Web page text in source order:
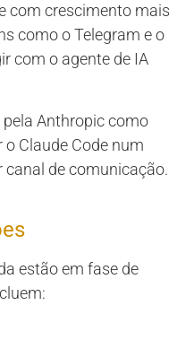
com crescimento mais
como o Telegram e o
com o agente de IA
Anthropic como
Claude Code num
canal de comunicação.
estão em fase de